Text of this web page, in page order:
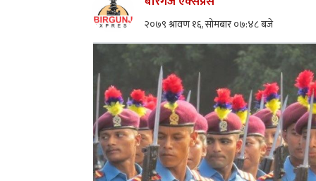
२०७९ श्रावण १६, सोमबार ०७:४८ बजे